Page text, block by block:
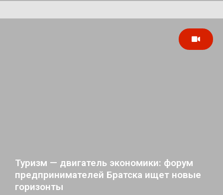
Туризм — двигатель экономики: форум
предпринимателей Братска ищет новые
горизонты